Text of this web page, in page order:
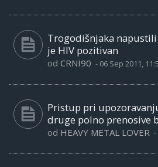
Trogodišnjaka
je HIV pozitivan
od CRNI90 - 06 Sep 2011,
Pristup pri
druge polno prenosive
od HEAVY METAL LOVER -